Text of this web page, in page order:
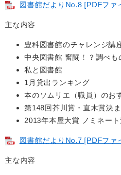
図書館だよりNo.8 [PDFファ
主な内容
豊科図書館のチャレンジ講
中央図書館 奮闘！？調べも
私と図書館
1月貸出ランキング
本のソムリエ（職員）のお
第148回芥川賞・直木賞決
2013年本屋大賞 ノミネート
図書館だよりNo.7 [PDFファ
主な内容